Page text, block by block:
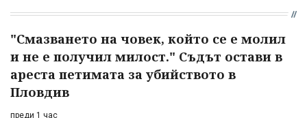
"Смазването на човек, който се е молил
и не е получил милост." Съдът остави в
ареста петимата за убийството в
Пловдив
преди 1 час